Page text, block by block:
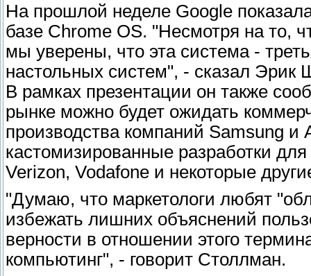
На прошлой неделе Google
базе Chrome OS. "Несмотря на то,
мы уверены, что эта система -
настольных систем", - сказал Эрик
В рамках презентации он также
рынке можно будет ожидать
производства компаний Samsung и
кастомизированные разработки
Verizon, Vodafone и некоторые
"Думаю, что маркетологи любят
избежать лишних объяснений
верности в отношении этого
компьютинг", - говорит Cтоллман.